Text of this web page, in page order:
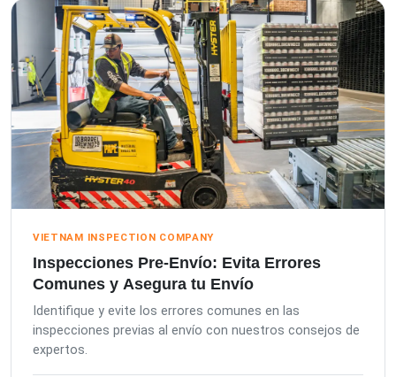
VIETNAM INSPECTION COMPANY
Inspecciones Pre-Envío: Evita Errores
Comunes y Asegura tu Envío
Identifique y evite los errores comunes en las
inspecciones previas al envío con nuestros consejos de
expertos.